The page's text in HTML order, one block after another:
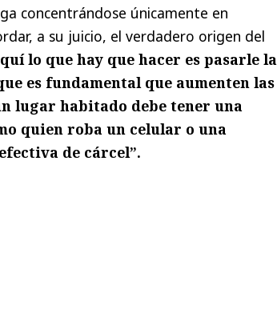
concentrándose únicamente en
a su juicio, el verdadero origen del
lo que hay que hacer es pasarle la
es fundamental que aumenten las
lugar habitado debe tener una
quien roba un celular o una
de cárcel”.